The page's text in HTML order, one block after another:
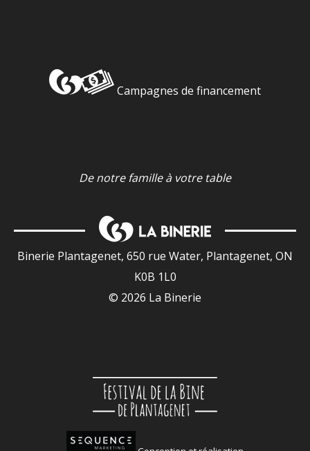
Campagnes de financement
De notre famille à votre table
Binerie Plantagenet, 650 rue Water, Plantagenet, ON
K0B 1L0
© 2026 La Binerie